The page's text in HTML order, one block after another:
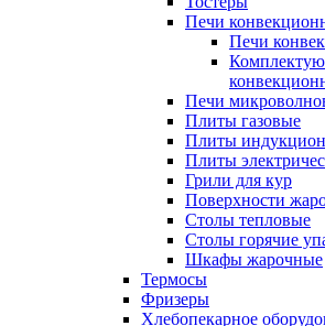
Печи
Печи
Печи
Плиты газовые
Плиты
Плиты
Грили для кур
Поверхности
Столы тепловые
Столы горячие
Шкафы жарочные
Термосы
Фризеры
Хлебопекарное